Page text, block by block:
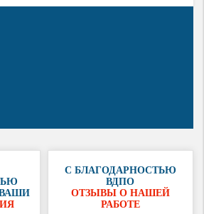
С БЛАГОДАРНОСТЬЮ
ВДПО
ОТЗЫВЫ О НАШЕЙ
РАБОТЕ